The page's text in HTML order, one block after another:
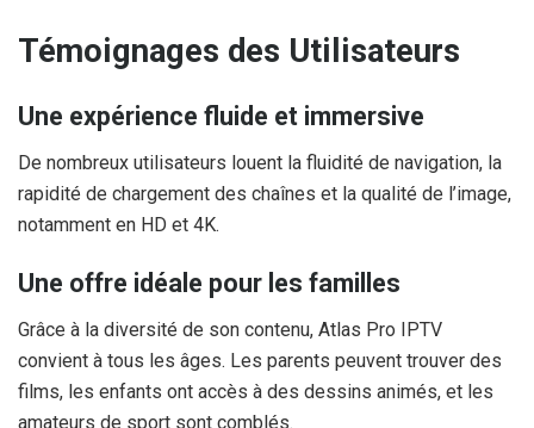
Témoignages des Utilisateurs
Une expérience fluide et immersive
De nombreux utilisateurs louent la fluidité de navigation, la
rapidité de chargement des chaînes et la qualité de l’image,
notamment en HD et 4K.
Une offre idéale pour les familles
Grâce à la diversité de son contenu, Atlas Pro IPTV
convient à tous les âges. Les parents peuvent trouver des
films, les enfants ont accès à des dessins animés, et les
amateurs de sport sont comblés.